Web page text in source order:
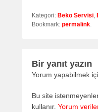
Kategori: Beko Servisi
Bookmark: permalink
Bir yanıt yazın
Yorum yapabilmek
Bu site
kullanır. Yorum